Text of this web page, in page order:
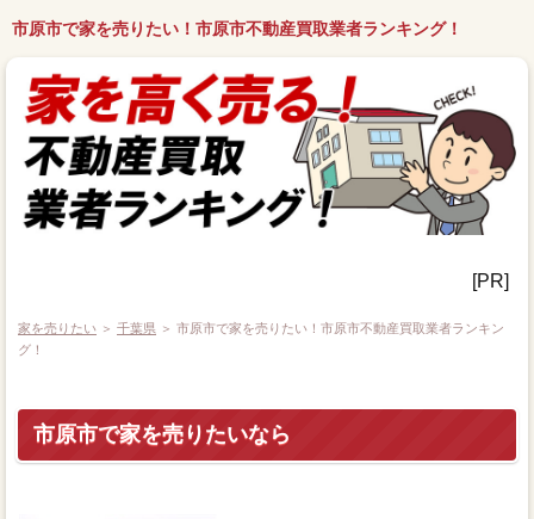
市原市で家を売りたい！市原市不動産買取業者ランキング！
[PR]
家を売りたい ＞ 千葉県 ＞ 市原市で家を売りたい！市原市不動産買取業者ランキン
グ！
市原市で家を売りたいなら